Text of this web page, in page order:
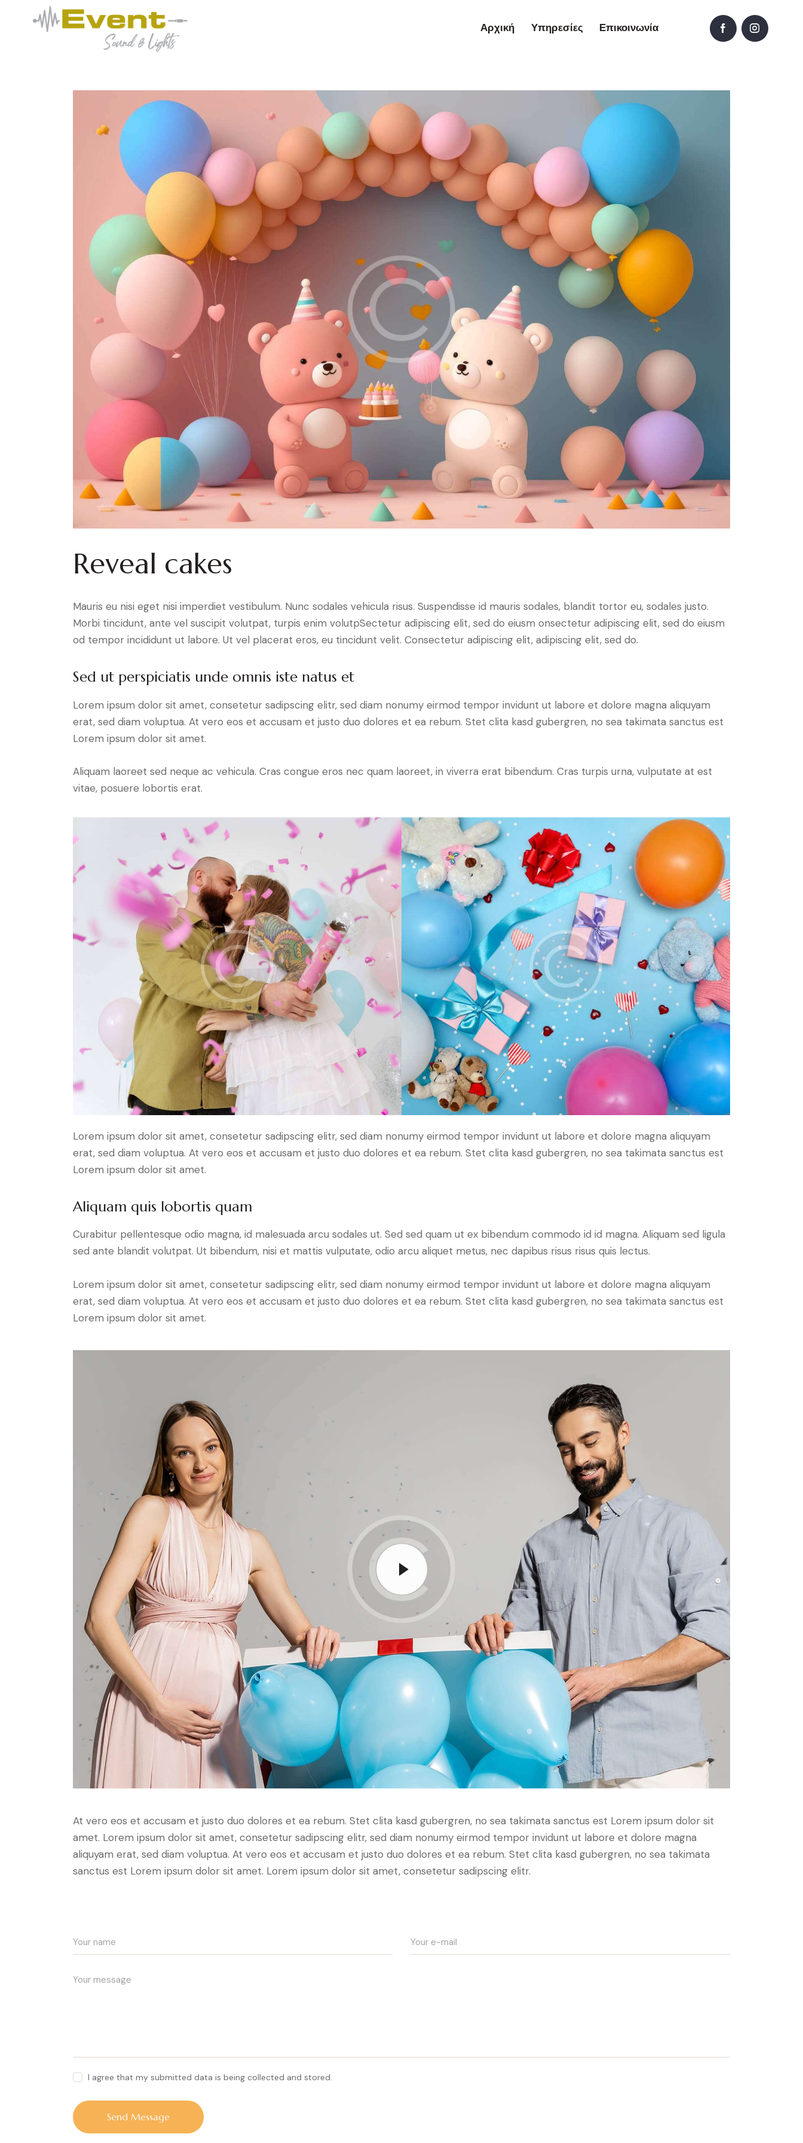
Αρχική Υπηρεσίες Επικοινωνία
Reveal cakes
Mauris eu nisi eget nisi imperdiet vestibulum. Nunc sodales vehicula risus. Suspendisse id mauris sodales, blandit tortor eu, sodales justo.
Morbi tincidunt, ante vel suscipit volutpat, turpis enim volutpSectetur adipiscing elit, sed do eiusm onsectetur adipiscing elit, sed do eiusm
od tempor incididunt ut labore. Ut vel placerat eros, eu tincidunt velit. Consectetur adipiscing elit, adipiscing elit, sed do.
Sed ut perspiciatis unde omnis iste natus et
Lorem ipsum dolor sit amet, consetetur sadipscing elitr, sed diam nonumy eirmod tempor invidunt ut labore et dolore magna aliquyam
erat, sed diam voluptua. At vero eos et accusam et justo duo dolores et ea rebum. Stet clita kasd gubergren, no sea takimata sanctus est
Lorem ipsum dolor sit amet.
Aliquam laoreet sed neque ac vehicula. Cras congue eros nec quam laoreet, in viverra erat bibendum. Cras turpis urna, vulputate at est
vitae, posuere lobortis erat.
Lorem ipsum dolor sit amet, consetetur sadipscing elitr, sed diam nonumy eirmod tempor invidunt ut labore et dolore magna aliquyam
erat, sed diam voluptua. At vero eos et accusam et justo duo dolores et ea rebum. Stet clita kasd gubergren, no sea takimata sanctus est
Lorem ipsum dolor sit amet.
Aliquam quis lobortis quam
Curabitur pellentesque odio magna, id malesuada arcu sodales ut. Sed sed quam ut ex bibendum commodo id id magna. Aliquam sed ligula
sed ante blandit volutpat. Ut bibendum, nisi et mattis vulputate, odio arcu aliquet metus, nec dapibus risus risus quis lectus.
Lorem ipsum dolor sit amet, consetetur sadipscing elitr, sed diam nonumy eirmod tempor invidunt ut labore et dolore magna aliquyam
erat, sed diam voluptua. At vero eos et accusam et justo duo dolores et ea rebum. Stet clita kasd gubergren, no sea takimata sanctus est
Lorem ipsum dolor sit amet.
At vero eos et accusam et justo duo dolores et ea rebum. Stet clita kasd gubergren, no sea takimata sanctus est Lorem ipsum dolor sit
amet. Lorem ipsum dolor sit amet, consetetur sadipscing elitr, sed diam nonumy eirmod tempor invidunt ut labore et dolore magna
aliquyam erat, sed diam voluptua. At vero eos et accusam et justo duo dolores et ea rebum. Stet clita kasd gubergren, no sea takimata
sanctus est Lorem ipsum dolor sit amet. Lorem ipsum dolor sit amet, consetetur sadipscing elitr.
I agree that my submitted data is being collected and stored.
Send Message